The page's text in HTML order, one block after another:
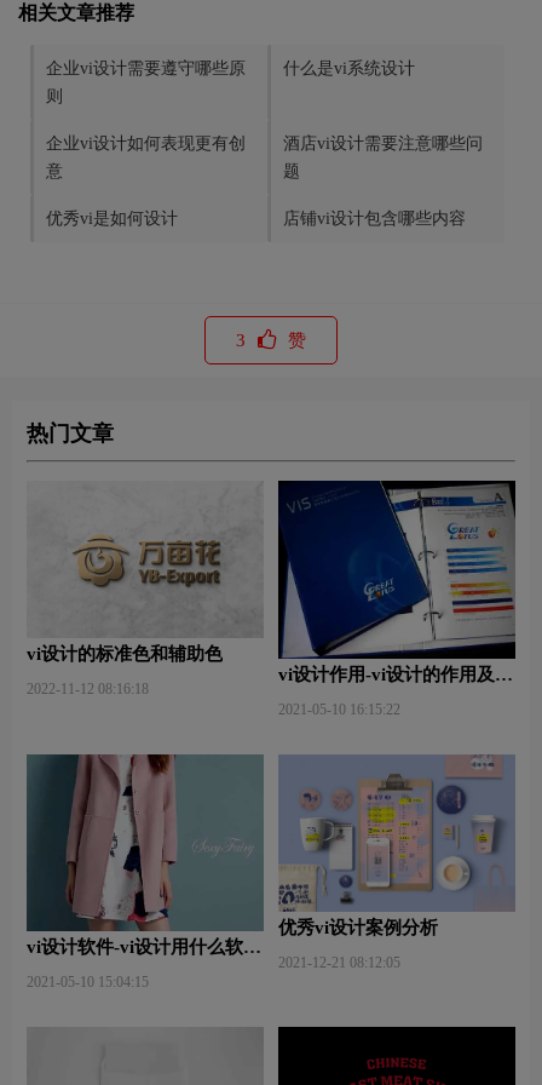
相关文章推荐
企业vi设计需要遵守哪些原
则
什么是vi系统设计
企业vi设计如何表现更有创
意
酒店vi设计需要注意哪些问
题
优秀vi是如何设计 店铺vi设计包含哪些内容
3 赞
热门文章
vi设计的标准色和辅助色
2022-11-12 08:16:18
vi设计作用-vi设计的作用及意
2021-05-10 16:15:22
vi设计软件-vi设计用什么软件
2021-05-10 15:04:15
优秀vi设计案例分析
2021-12-21 08:12:05